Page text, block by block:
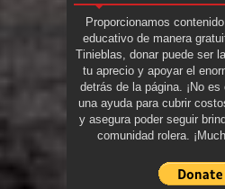
Proporcionamos
educativo de manera
Tinieblas, donar puede ser
tu aprecio y apoyar el
detrás de la página. ¡No
una ayuda para cubrir
y asegura poder seguir
comunidad rolera.